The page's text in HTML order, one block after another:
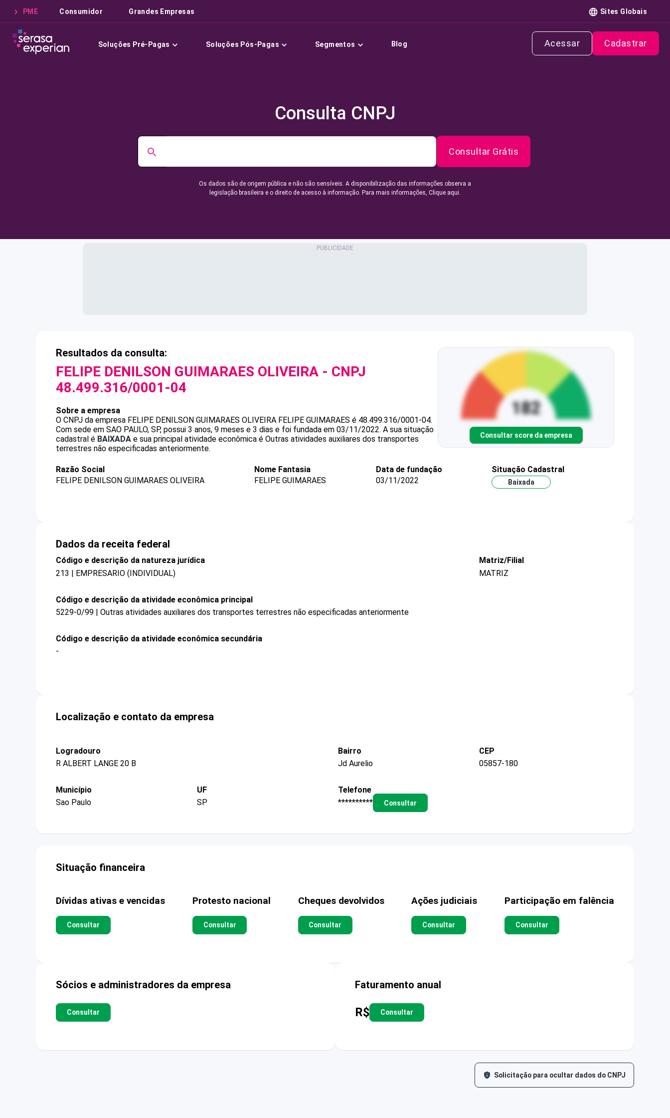
PME Consumidor Grandes Empresas Sites Globais
Soluções Pré-Pagas Soluções Pós-Pagas Segmentos Blog Acessar Cadastrar
Consulta CNPJ
Consultar Grátis
Os dados são de origem pública e não são sensíveis. A disponibilização das informações observa a
legislação brasileira e o direito de acesso à informação. Para mais informações, Clique aqui.
Resultados da consulta:
FELIPE DENILSON GUIMARAES OLIVEIRA - CNPJ
48.499.316/0001-04
Sobre a empresa
O CNPJ da empresa FELIPE DENILSON GUIMARAES OLIVEIRA FELIPE GUIMARAES é 48.499.316/0001-04.
Com sede em SAO PAULO, SP, possui 3 anos, 9 meses e 3 dias e foi fundada em 03/11/2022. A sua situação
cadastral é BAIXADA e sua principal atividade econômica é Outras atividades auxiliares dos transportes
terrestres não especificadas anteriormente.
Consultar score da empresa
Razão Social
FELIPE DENILSON GUIMARAES OLIVEIRA
Nome Fantasia
FELIPE GUIMARAES
Data de fundação
03/11/2022
Situação Cadastral
Baixada
Dados da receita federal
Código e descrição da natureza jurídica
213 | EMPRESARIO (INDIVIDUAL)
Matriz/Filial
MATRIZ
Código e descrição da atividade econômica principal
5229-0/99 | Outras atividades auxiliares dos transportes terrestres não especificadas anteriormente
Código e descrição da atividade econômica secundária
-
Localização e contato da empresa
Logradouro
R ALBERT LANGE 20 B
Bairro
Jd Aurelio
CEP
05857-180
Município
Sao Paulo
UF
SP
Telefone
**********
Consultar
Situação financeira
Dívidas ativas e vencidas
Consultar
Protesto nacional
Consultar
Cheques devolvidos
Consultar
Ações judiciais
Consultar
Participação em falência
Consultar
Sócios e administradores da empresa
Consultar
Faturamento anual
R$ Consultar
Solicitação para ocultar dados do CNPJ